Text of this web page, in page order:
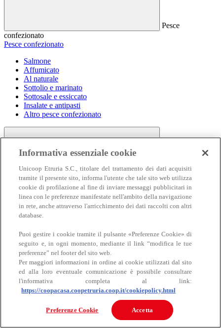
Pesce
confezionato
Pesce confezionato
Salmone
Affumicato
Al naturale
Sottolio e marinato
Sottosale e essiccato
Insalate e antipasti
Altro pesce confezionato
Carne
Carne
Bovino
Informativa essenziale cookie
Unicoop Etruria S.C., titolare del trattamento dei dati acquisiti
tramite il presente sito, informa l'utente che tale sito web utilizza
cookie di profilazione al fine di inviare messaggi pubblicitari in
linea con le preferenze manifestate nell'ambito della navigazione
in rete, anche attraverso l'arricchimento dei dati raccolti con altri
database.
Puoi gestire i cookie tramite il pulsante «Preferenze Cookie» di
seguito e, in ogni momento, mediante il link “modifica le tue
preferenze” nel footer del sito web.
Per maggiori informazioni in ordine ai cookie utilizzati dal sito
ed alla loro eventuale comunicazione è possibile consultare
l'informativa completa al link:
https://coopacasa.coopetruria.coop.it/cookiepolicy.html
Preferenze Cookie Accetta